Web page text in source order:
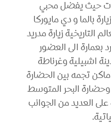
حيث يفضل محبي
بالما و دي مايوركا
التاريخية زيارة مدريد
بعمارة الى العضور
اشبيلية وغرناطة
تجمه بين الحضارة
وحضارة البحر المتوسط
العديد من الجوانب